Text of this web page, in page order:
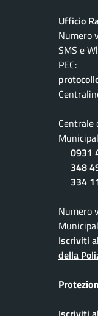
Ufficio
Numero
SMS e
PEC:
Centrale
0931
348
334
Numero
Iscriviti
della